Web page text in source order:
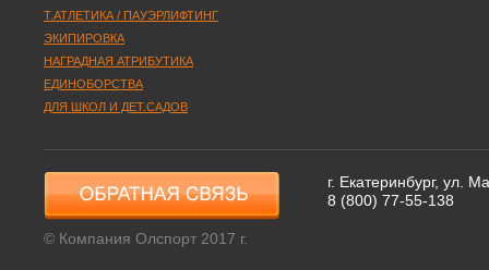
Т.АТЛЕТИКА / ПАУЭРЛИФТИНГ
ЭКИПИРОВКА
НАГРАДНАЯ АТРИБУТИКА
ЕДИНОБОРСТВА
ДЛЯ ШКОЛ И ДЕТ.САДОВ
© Компания Олспорт 2017 г.
г. Екатеринбург, ул.
8 (800) 77-55-138